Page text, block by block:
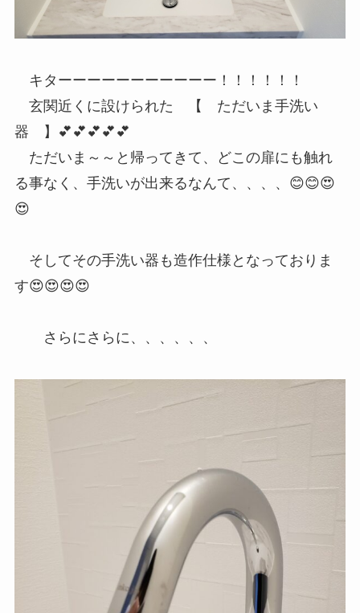
キターーーーーーーーーーー！！！！！！
玄関近くに設けられた 【 ただいま手洗い
器 】💕💕💕💕💕
ただいま～～と帰ってきて、どこの扉にも触れ
る事なく、手洗いが出来るなんて、、、、😊😊😍
😍
そしてその手洗い器も造作仕様となっておりま
す😍😍😍😍
さらにさらに、、、、、、